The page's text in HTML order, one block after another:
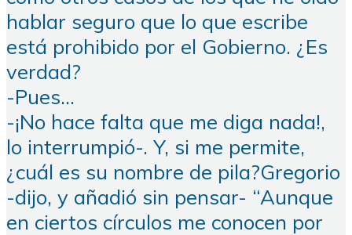
hablar seguro que lo que escribe
está prohibido por el Gobierno. ¿Es
verdad?
-Pues…
-¡No hace falta que me diga nada!,
lo interrumpió-. Y, si me permite,
¿cuál es su nombre de pila?Gregorio
-dijo, y añadió sin pensar- “Aunque
en ciertos círculos me conocen por